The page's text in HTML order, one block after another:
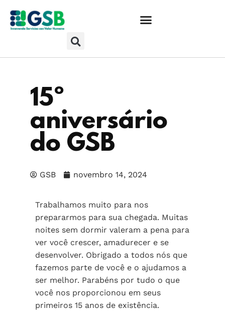
15º
aniversário
do GSB
GSB novembro 14, 2024
Trabalhamos muito para nos
prepararmos para sua chegada. Muitas
noites sem dormir valeram a pena para
ver você crescer, amadurecer e se
desenvolver. Obrigado a todos nós que
fazemos parte de você e o ajudamos a
ser melhor. Parabéns por tudo o que
você nos proporcionou em seus
primeiros 15 anos de existência.